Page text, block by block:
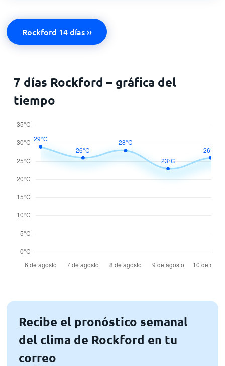
Rockford 14 días ››
7 días Rockford – gráfica del
tiempo
Recibe el pronóstico semanal
del clima de Rockford en tu
correo